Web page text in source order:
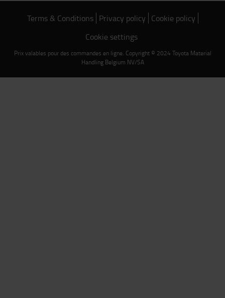
Terms & Conditions Privacy policy Cookie policy
Cookie settings
Prix valables pour des commandes en ligne. Copyright © 2024 Toyota Material
Handling Belgium NV/SA